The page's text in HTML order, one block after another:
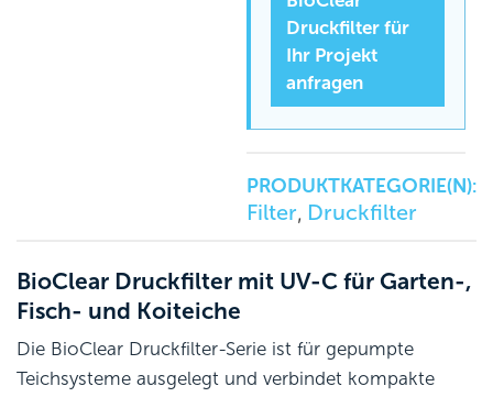
Druckfilter für
Ihr Projekt
anfragen
PRODUKTKATEGORIE(N):
Filter, Druckfilter
BioClear Druckfilter mit UV-C für Garten-,
Fisch- und Koiteiche
Die BioClear Druckfilter-Serie ist für gepumpte
Teichsysteme ausgelegt und verbindet kompakte